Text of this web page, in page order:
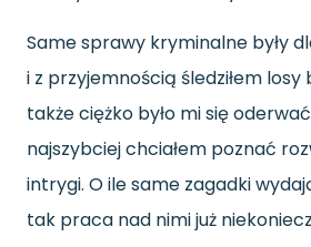
Same sprawy kryminalne były
i z przyjemnością śledziłem
także ciężko było mi się
najszybciej chciałem poznać
intrygi. O ile same zagadki
tak praca nad nimi już